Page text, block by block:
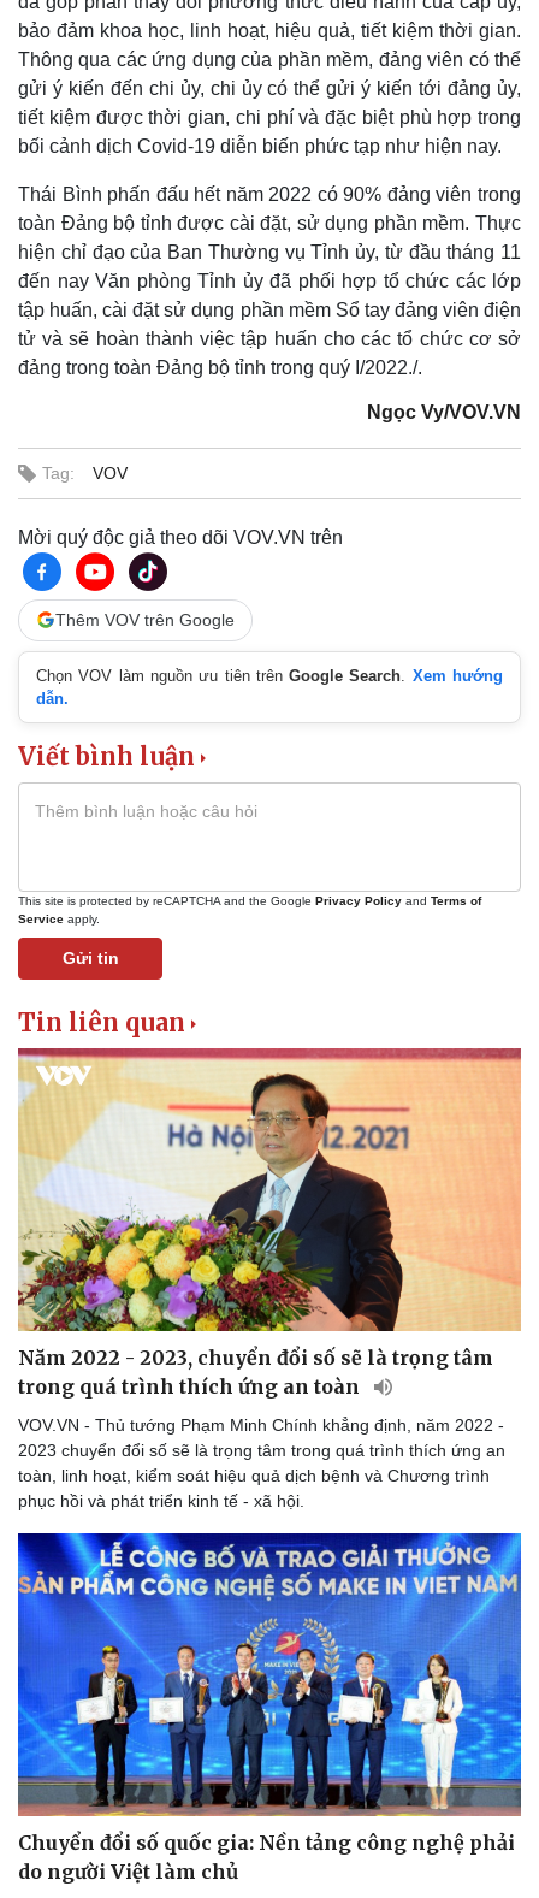
Pháp luật
Vụ án
Tư vấn luật
bảo đảm khoa học, linh hoạt, hiệu quả, tiết kiệm thời gian.
Thông qua các ứng dụng của phần mềm, đảng viên có thể
gửi ý kiến đến chi ủy, chi ủy có thể gửi ý kiến tới đảng ủy,
tiết kiệm được thời gian, chi phí và đặc biệt phù hợp trong
bối cảnh dịch Covid-19 diễn biến phức tạp như hiện nay.
Thái Bình phấn đấu hết năm 2022 có 90% đảng viên trong
toàn Đảng bộ tỉnh được cài đặt, sử dụng phần mềm. Thực
hiện chỉ đạo của Ban Thường vụ Tỉnh ủy, từ đầu tháng 11
đến nay Văn phòng Tỉnh ủy đã phối hợp tổ chức các lớp
tập huấn, cài đặt sử dụng phần mềm Sổ tay đảng viên điện
tử và sẽ hoàn thành việc tập huấn cho các tổ chức cơ sở
đảng trong toàn Đảng bộ tỉnh trong quý I/2022./.
Ngọc Vy/VOV.VN
Tag: VOV
Mời quý độc giả theo dõi VOV.VN trên
Thêm VOV trên Google
Chọn VOV làm nguồn ưu tiên trênGoogle Search
Xem hướng
dẫn.
Viết bình luận
This site is protected by reCAPTCHA and the Google Privacy Policy and Terms of
Service apply.
Gửi tin
Tin liên quan
Năm 2022 - 2023, chuyển đổi số sẽ là trọng tâm
trong quá trình thích ứng an toàn
VOV.VN - Thủ tướng Phạm Minh Chính khẳng định, năm 2022 -
2023 chuyển đổi số sẽ là trọng tâm trong quá trình thích ứng an
toàn, linh hoạt, kiểm soát hiệu quả dịch bệnh và Chương trình
phục hồi và phát triển kinh tế - xã hội.
Chuyển đổi số quốc gia: Nền tảng công nghệ phải
do người Việt làm chủ